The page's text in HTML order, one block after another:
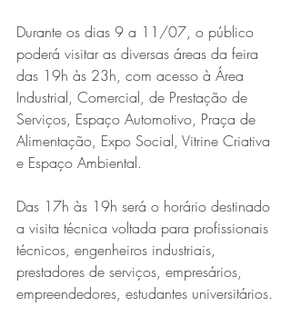
Série MPB abre temporada de
shows em Ipatinga com Flávio
Venturini
Durante os dias 9 a 11/07, o público
poderá visitar as diversas áreas da feira
das 19h às 23h, com acesso à Área
Industrial, Comercial, de Prestação de
Serviços, Espaço Automotivo, Praça de
Alimentação, Expo Social, Vitrine Criativa
e Espaço Ambiental.
Das 17h às 19h será o horário destinado
a visita técnica voltada para profissionais
técnicos, engenheiros industriais,
prestadores de serviços, empresários,
empreendedores, estudantes universitários.